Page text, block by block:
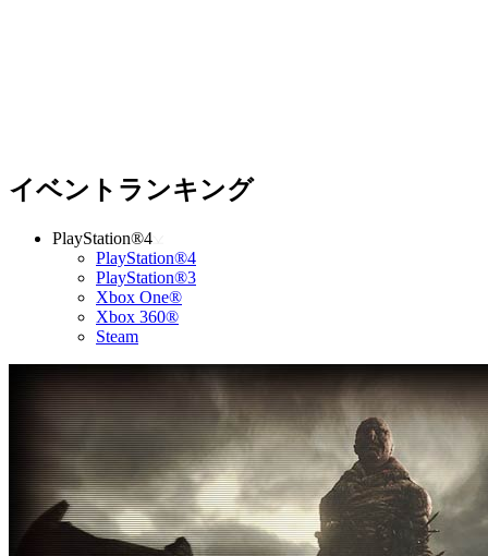
イベントランキング
PlayStation®4
PlayStation®4
PlayStation®3
Xbox One®
Xbox 360®
Steam